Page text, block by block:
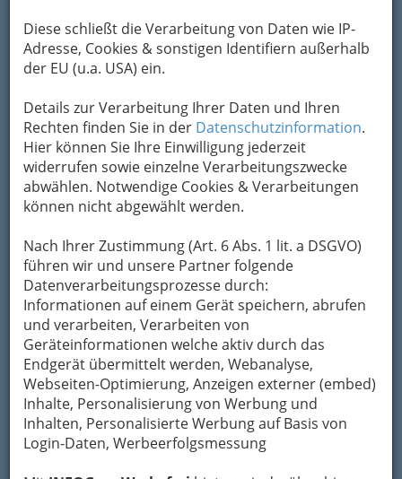
Diese schließt die Verarbeitung von Daten wie IP-
Adresse, Cookies & sonstigen Identifiern außerhalb
der EU (u.a. USA) ein.
Details zur Verarbeitung Ihrer Daten und Ihren
Rechten finden Sie in der Datenschutzinformation.
Hier können Sie Ihre Einwilligung jederzeit
widerrufen sowie einzelne Verarbeitungszwecke
abwählen. Notwendige Cookies & Verarbeitungen
können nicht abgewählt werden.
Nach Ihrer Zustimmung (Art. 6 Abs. 1 lit. a DSGVO)
führen wir und unsere Partner folgende
Datenverarbeitungsprozesse durch:
Informationen auf einem Gerät speichern, abrufen
und verarbeiten, Verarbeiten von
Geräteinformationen welche aktiv durch das
Endgerät übermittelt werden, Webanalyse,
Webseiten-Optimierung, Anzeigen externer (embed)
Inhalte, Personalisierung von Werbung und
Inhalten, Personalisierte Werbung auf Basis von
Login-Daten, Werbeerfolgsmessung
Ein eigener Pool sorgt für tägliche Erfrischung und
Entspannung!
Der Alltag wird durch die anhaltende Hitze
belastet, und effektive Strategien, um Abkühlung
zu finden, gewinnen an Bedeutung.
Ob es darum geht, die Gesundheit zu schützen,
angenehme Erholungsorte zu schaffen oder
nachhaltige Wege zur Abkühlung zu nutzen –
innovative Lösungen für Klimakomfort und
sommerliche Entspannung rücken immer